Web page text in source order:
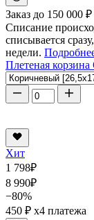
Заказ до 150 000
Списание
списывается
недели.
Плетеная корзина
Хит
1 798₽
8 990₽
−80%
450 ₽ x4 платежа